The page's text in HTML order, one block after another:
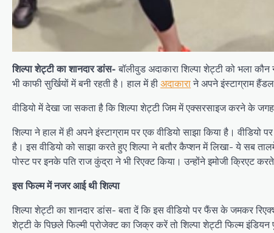
शिल्पा शेट्टी का शानदार डांस-बॉलीवुड अदाकारा शिल्पा शेट्टी को भला
भी काफी सुर्खियों में बनी रहती है। हाल में हीअदाकाराने अपने इंस्टाग्राम
वीडियो में देखा जा सकता है कि शिल्पा शेट्टी जिम में एक्सरसाइज करने के
शिल्पा ने हाल में ही अपने इंस्टाग्राम पर एक वीडियो साझा किया है।
है। इस वीडियो को साझा करते हुए शिल्पा ने बतौर कैप्शन में लिखा- ये सब
पोस्ट पर इनके पति राज कुंद्रा ने भी रिएक्ट किया। उन्होंने इमोजी क्रिएट
इस फिल्म में नजर आई थी शिल्पा
शिल्पा शेट्टी का शानदार डांस- बता दें कि इस वीडियो पर फैंस के जमकर
शेट्टी के पिछले फिल्मी प्रोजेक्ट का जिक्र करें तो शिल्पा शेट्टी फिल्म